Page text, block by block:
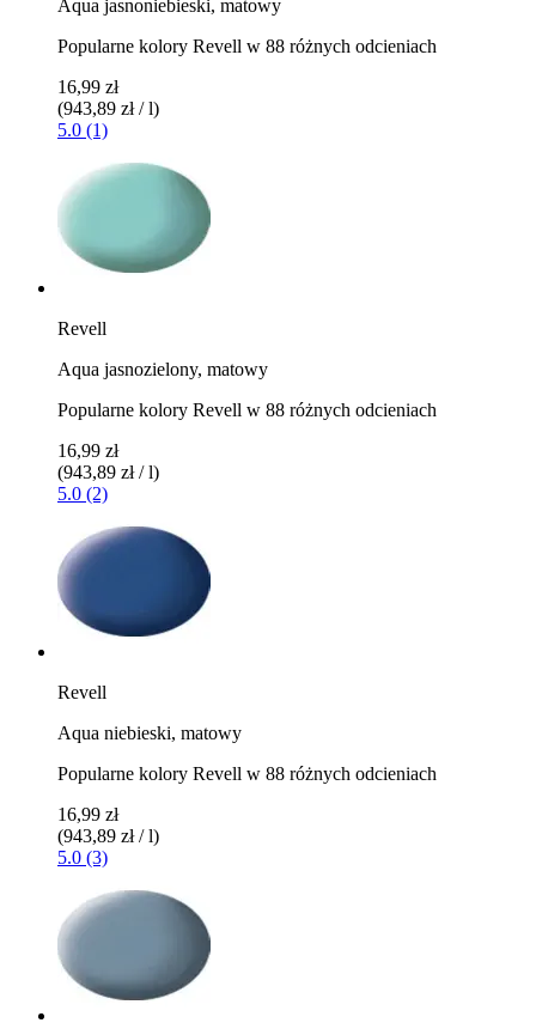
Aqua jasnoniebieski, matowy
Popularne kolory Revell w 88 różnych odcieniach
16,99 zł
(943,89 zł / l)
5.0 (1)
Revell
Aqua jasnozielony, matowy
Popularne kolory Revell w 88 różnych odcieniach
16,99 zł
(943,89 zł / l)
5.0 (2)
Revell
Aqua niebieski, matowy
Popularne kolory Revell w 88 różnych odcieniach
16,99 zł
(943,89 zł / l)
5.0 (3)